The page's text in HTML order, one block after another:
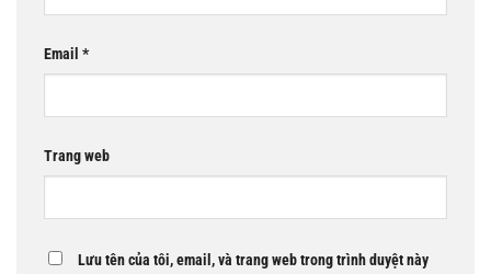
Email *
Trang web
Lưu tên của tôi, email, và trang web trong trình duyệt này